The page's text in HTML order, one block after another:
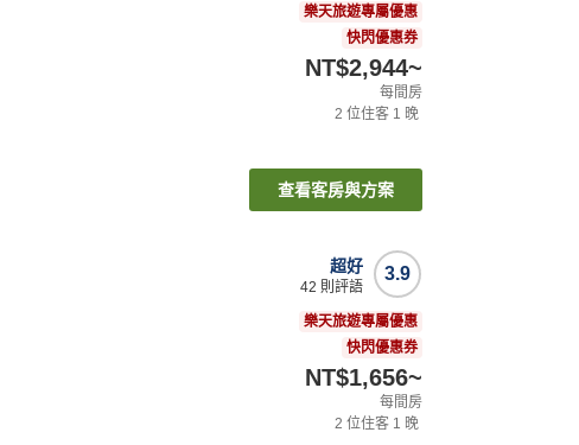
樂天旅遊專屬優惠
快閃優惠券
NT$2,944~
每間房
2 位住客 1 晚
查看客房與方案
3.9
超好
42 則評語
樂天旅遊專屬優惠
快閃優惠券
NT$1,656~
每間房
2 位住客 1 晚